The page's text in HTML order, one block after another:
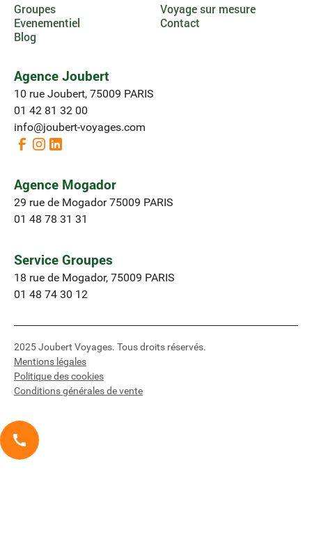
Groupes
Evenementiel
Blog
Voyage sur mesure
Contact
Agence Joubert
10 rue Joubert, 75009 PARIS
01 42 81 32 00
info@joubert-voyages.com
Agence Mogador
29 rue de Mogador 75009 PARIS
01 48 78 31 31
Service Groupes
18 rue de Mogador, 75009 PARIS
01 48 74 30 12
2025 Joubert Voyages. Tous droits réservés.
Mentions légales
Politique des cookies
Conditions générales de vente